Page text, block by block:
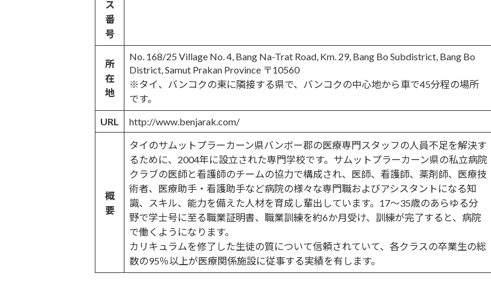
ス
番
号
所
在
地
No. 168/25 Village No. 4, Bang Na-Trat Road, Km. 29, Bang Bo Subdistrict, Bang Bo
District, Samut Prakan Province 〒10560
※タイ、バンコクの東に隣接する県で、バンコクの中心地から車で45分程の場所
です。
URL
http://www.benjarak.com/
概
要
タイのサムットプラーカーン県バンボー郡の医療専門スタッフの人員不足を解決す
るために、2004年に設立された専門学校です。サムットプラーカーン県の私立病院
クラブの医師と看護師のチームの協力で構成され、医師、看護師、薬剤師、医療技
術者、医療助手・看護助手など病院の様々な専門職およびアシスタントになる知
識、スキル、能力を備えた人材を育成し輩出しています。17～35歳のあらゆる分
野で学士号に至る職業証明書、職業訓練を約6か月受け、訓練が完了すると、病院
で働くようになります。
カリキュラムを修了した生徒の質について信頼されていて、各クラスの卒業生の総
数の95％以上が医療関係施設に従事する実績を有します。